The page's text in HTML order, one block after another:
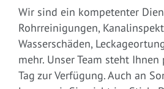
Wir sind ein kompetenter
Rohrreinigungen,
Wasserschäden,
mehr. Unser Team steht
Tag zur Verfügung. Auch an